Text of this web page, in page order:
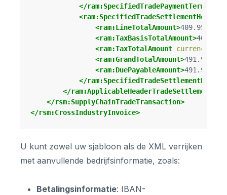
</ram:SpecifiedTradePaymentTerms>
<ram:LineTotalAmount>409.95
<ram:TaxBasisTotalAmount>409.95
<ram:TaxTotalAmount currencyID=
<ram:GrandTotalAmount>491.94
<ram:DuePayableAmount>491.94
</
</ram:ApplicableHeaderTradeSettlement>
</rsm:SupplyChainTradeTransaction>
</rsm:CrossIndustryInvoice>
U kunt zowel uw sjabloon als de XML verrijken
met aanvullende bedrijfsinformatie, zoals:
Betalingsinformatie: IBAN-